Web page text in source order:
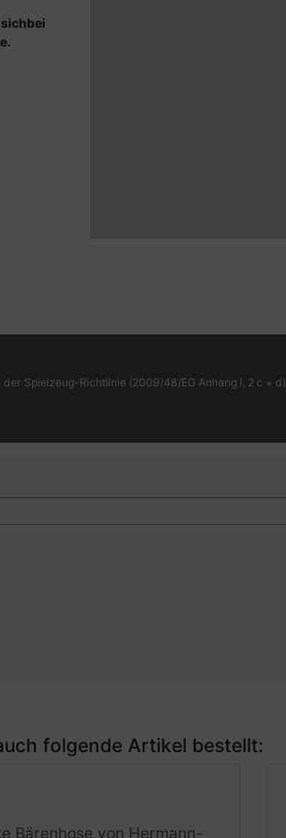
Spielzeug-Richtlinie (2009/48/EG Anhang I, 2 c +
folgende Artikel bestellt:
Bärenhose von Hermann-